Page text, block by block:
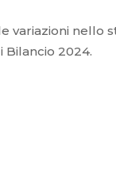
variazioni nello
Bilancio 2024.